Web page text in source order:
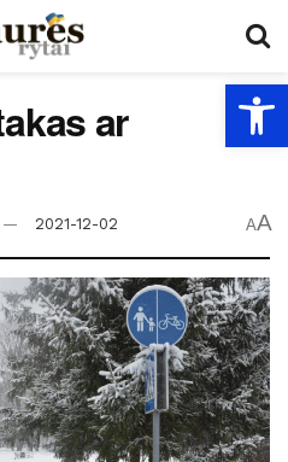
ar
2021-12-02 AA